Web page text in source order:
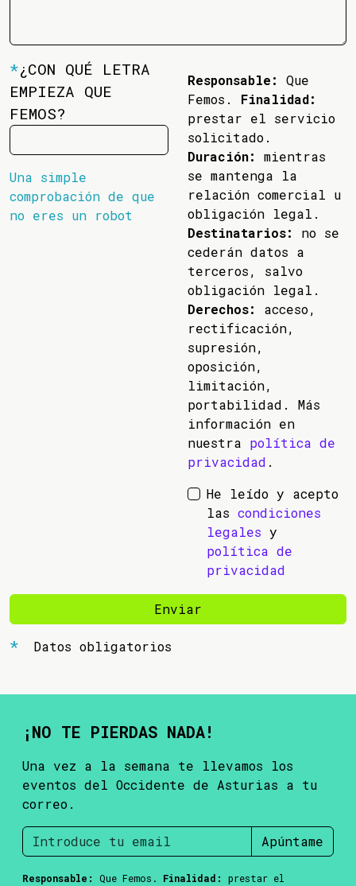
*¿CON QUÉ LETRA
EMPIEZA QUE
FEMOS?
Una simple
comprobación de que
no eres un robot
Responsable:
Que
Femos. Finalidad:
prestar el servicio
solicitado.
Duración:
mientras
se mantenga la
relación comercial u
obligación legal.
Destinatarios:
no se
cederán datos a
terceros, salvo
obligación legal.
Derechos:
acceso,
rectificación,
supresión,
oposición,
limitación,
portabilidad. Más
información en
nuestra política de
privacidad .
He leído y acepto
las condiciones
legales y
política de
privacidad
Enviar
Datos obligatorios
¡NO TE PIERDAS NADA!
Una vez a la semana te llevamos los
eventos del Occidente de Asturias a tu
correo.
Apúntame
Responsable: Que Femos. Finalidad:
prestar el